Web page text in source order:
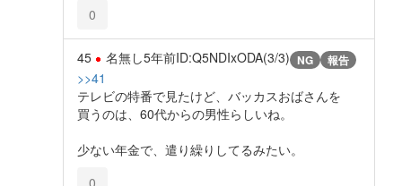
0
45 名無し5年前ID:Q5NDIxODA(3/3) NG 報告
>>41
テレビの特番で見たけど、バッカスおばさんを
買うのは、60代からの男性らしいね。
少ない年金で、遣り繰りしてるみたい。
0